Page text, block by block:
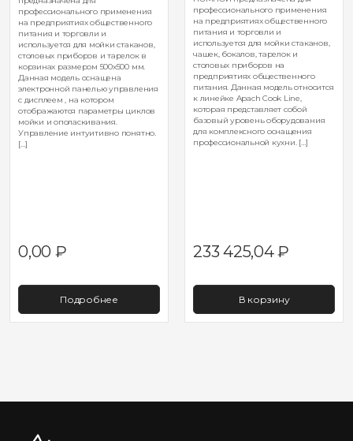
профессионального применения
на предприятиях общественного
питания и торговли и
используется для мойки стаканов,
столовых приборов и тарелок в
корзинах размером 500х500 мм.
Данная модель оснащена
электронной панелью управления
с дисплеем , на котором
отображаются параметры циклов
мойки и ополаскивания.
Управление интуитивно понятно.
[…]
0,00 ₽
Подробнее
профессионального применения
на предприятиях общественного
питания и торговли и
используется для мойки стаканов,
чашек, бокалов, тарелок и
столовых приборов на
предприятиях общественного
питания. Данная модель относится
к линейке Apach Cook Line,
которая представляет собой
базовый уровень оборудования
для комплексного оснащения
профессиональной кухни. […]
233 425,04₽
В корзину